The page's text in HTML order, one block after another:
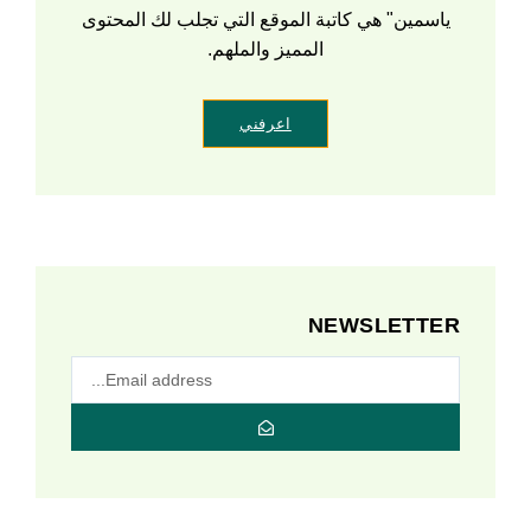
ياسمين" هي كاتبة الموقع التي تجلب لك المحتوى
المميز والملهم.
اعرفني
NEWSLETTER